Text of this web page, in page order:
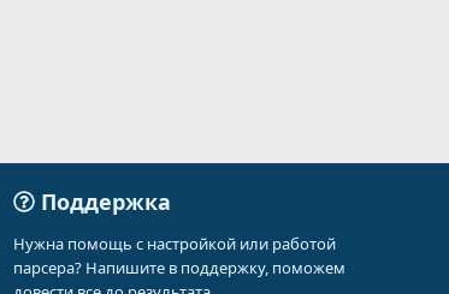
Поддержка
Нужна помощь с настройкой или работой
парсера? Напишите в поддержку, поможем